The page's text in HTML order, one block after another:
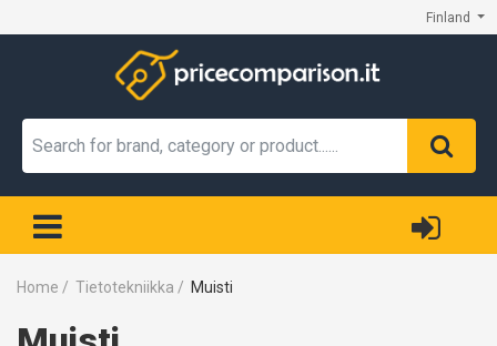
Finland
Home / Tietotekniikka / Muisti